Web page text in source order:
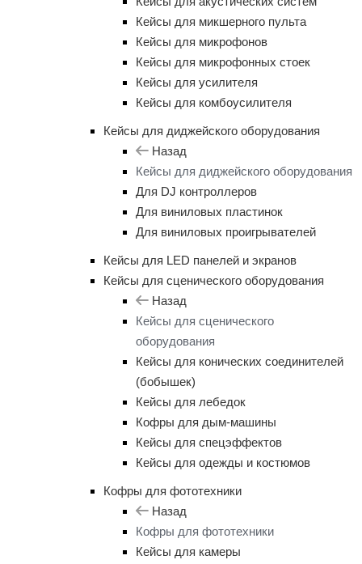
Кейсы для микшерного пульта
Кейсы для микрофонов
Кейсы для микрофонных стоек
Кейсы для усилителя
Кейсы для комбоусилителя
Кейсы для диджейского оборудования
Назад
Кейсы для диджейского оборудования
Для DJ контроллеров
Для виниловых пластинок
Для виниловых проигрывателей
Кейсы для LED панелей и экранов
Кейсы для сценического оборудования
Назад
Кейсы для сценического
оборудования
Кейсы для конических соединителей
(бобышек)
Кейсы для лебедок
Кофры для дым-машины
Кейсы для спецэффектов
Кейсы для одежды и костюмов
Кофры для фототехники
Назад
Кофры для фототехники
Кейсы для камеры